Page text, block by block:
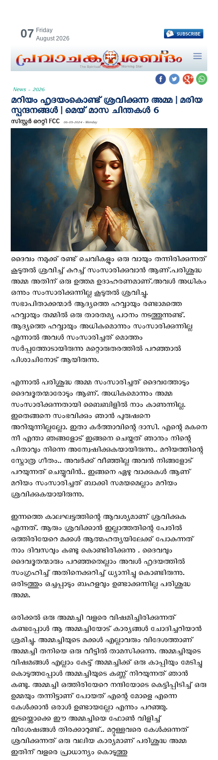
07 Friday
August 2026
News - 2026
മറിയം ഹൃദയംകൊണ്ട് ശ്രവിക്കുന്ന അമ്മ | മരിയ
സ്പന്ദനങ്ങൾ | മെയ് മാസ ചിന്തകൾ 6
സിസ്റ്റർ റെറ്റി FCC 06-05-2024 - Monday
ദൈവം നമുക്ക് രണ്ട് ചെവികളും ഒരു വായും തന്നിരിക്കുന്നത്
കൂടുതൽ ശ്രവിച്ച് കുറച്ച് സംസാരിക്കുവാൻ ആണ്.പരിശുദ്ധ
അമ്മ അതിന് ഒരു ഉത്തമ ഉദാഹരണമാണ്.അവൾ അധികം
ഒന്നും സംസാരിക്കുന്നില്ല കൂടുതൽ ശ്രവിച്ചു.
സഭാപിതാക്കന്മാർ ആദ്യത്തെ ഹവ്വായും രണ്ടാമത്തെ
ഹവ്വായും തമ്മിൽ ഒരു താരതമ്യ പഠനം നടത്തുന്നുണ്ട്.
ആദ്യത്തെ ഹവ്വായും അധികമൊന്നും സംസാരിക്കുന്നില്ല
എന്നാൽ അവൾ സംസാരിച്ചത് മൊത്തം
സർപ്പത്തോടായിരുന്നു മറ്റൊരുതരത്തിൽ പറഞ്ഞാൽ
പിശാചിനോട് ആയിരുന്നു.
എന്നാൽ പരിശുദ്ധ അമ്മ സംസാരിച്ചത് ദൈവത്തോടും
ദൈവദൂതന്മാരോടും ആണ്. അധികമൊന്നും അമ്മ
സംസാരിക്കുന്നതായി ബൈബിളിൽ നാം കാണുന്നില്ല.
ഇതെങ്ങനെ സംഭവിക്കും ഞാൻ പുരുഷനെ
അറിയുന്നില്ലല്ലോ. ഇതാ കർത്താവിന്റെ ദാസി. എന്റെ മകനെ
നീ എന്താ ഞങ്ങളോട് ഇങ്ങനെ ചെയ്തത് ഞാനും നിന്റെ
പിതാവും നിന്നെ അന്വേഷിക്കുകയായിരുന്നു.. മറിയത്തിന്റെ
സ്തോത്ര ഗീതം.. അവർക്ക് വീഞ്ഞില്ല അവൻ നിങ്ങളോട്
പറയുന്നത് ചെയ്യുവിൻ.. ഇങ്ങനെ ഏഴു വാക്കുകൾ ആണ്
മറിയം സംസാരിച്ചത് ബാക്കി സമയമെല്ലാം മറിയം
ശ്രവിക്കുകയായിരുന്നു.
ഇന്നത്തെ കാലഘട്ടത്തിന്റെ ആവശ്യമാണ് ശ്രവിക്കുക
എന്നത്. ആരും ശ്രവിക്കാൻ ഇല്ലാത്തതിന്റെ പേരിൽ
ഒത്തിരിയേറെ മക്കൾ ആത്മഹത്യയിലേക്ക് പോകുന്നത്
നാം ദിവസവും കണ്ടു കൊണ്ടിരിക്കുന്നു . ദൈവവും
ദൈവദൂതന്മാരും പറഞ്ഞതെല്ലാം അവൾ ഹൃദയത്തിൽ
സംഗ്രഹിച്ച് അതിനെക്കുറിച്ച് ധ്യാനിച്ചു കൊണ്ടിരുന്നു.
ഒരിടത്തും ഒച്ചപ്പാടും ബഹളവും ഉണ്ടാക്കുന്നില്ല പരിശുദ്ധ
അമ്മ.
ഒരിക്കൽ ഒരു അമ്മച്ചി വളരെ വിഷമിച്ചിരിക്കുന്നത്
കണ്ടപ്പോൾ ആ അമ്മച്ചിയോട് കാര്യങ്ങൾ ചോദിച്ചറിയാൻ
ശ്രമിച്ചു. അമ്മച്ചിയുടെ മക്കൾ എല്ലാവരും വിദേശത്താണ്
അമ്മച്ചി തനിയെ ഒരു വീട്ടിൽ താമസിക്കുന്നു. അമ്മച്ചിയുടെ
വിഷമങ്ങൾ എല്ലാം കേട്ട് അമ്മച്ചിക്ക് ഒരു കാപ്പിയും മേടിച്ചു
കൊടുത്തപ്പോൾ അമ്മച്ചിയുടെ കണ്ണ് നിറയുന്നത് ഞാൻ
കണ്ടു. അമ്മച്ചി ഒത്തിരിയേറെ നന്ദിയോടെ കെട്ടിപ്പിടിച്ച് ഒരു
ഉമ്മയും തന്നിട്ടാണ് പോയത് എന്റെ മോളെ എന്നെ
കേൾക്കാൻ ഒരാൾ ഉണ്ടായല്ലോ എന്നും പറഞ്ഞു.
ഇടയ്ക്കൊക്കെ ഈ അമ്മച്ചിയെ ഫോൺ വിളിച്ച്
വിശേഷങ്ങൾ തിരക്കാറുണ്ട്.. മറ്റുള്ളവരെ കേൾക്കുന്നത്
ശ്രവിക്കുന്നത് ഒരു വലിയ കാര്യമാണ് പരിശുദ്ധ അമ്മ
ഇതിന് വളരെ പ്രാധാന്യം കൊടുത്തു